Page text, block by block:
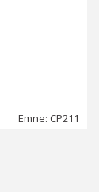
Emne: CP211